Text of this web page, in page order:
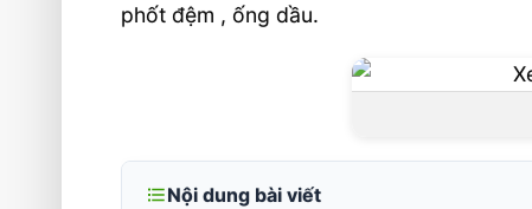
phốt đệm , ống dầu.
Nội dung bài viết